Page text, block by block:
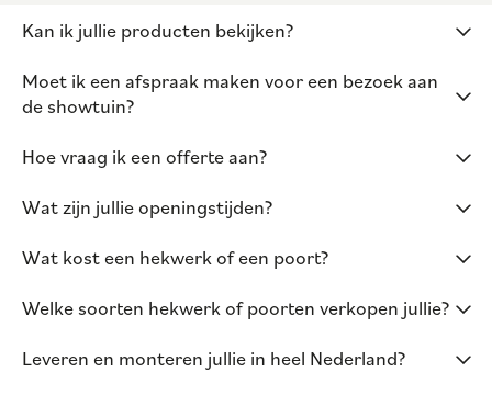
Kan ik jullie producten bekijken?
Moet ik een afspraak maken voor een bezoek aan
de showtuin?
Hoe vraag ik een offerte aan?
Wat zijn jullie openingstijden?
Wat kost een hekwerk of een poort?
Welke soorten hekwerk of poorten verkopen jullie?
Leveren en monteren jullie in heel Nederland?